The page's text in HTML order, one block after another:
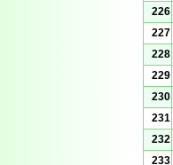
226
227
228
229
230
231
232
233